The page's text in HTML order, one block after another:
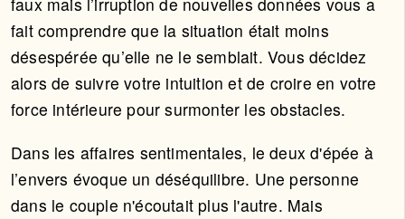
fait comprendre que la situation était moins
désespérée qu’elle ne le semblait. Vous décidez
alors de suivre votre intuition et de croire en votre
force intérieure pour surmonter les obstacles.
Dans les affaires sentimentales, le deux d'épée à
l’envers évoque un déséquilibre. Une personne
dans le couple n'écoutait plus l'autre. Mais